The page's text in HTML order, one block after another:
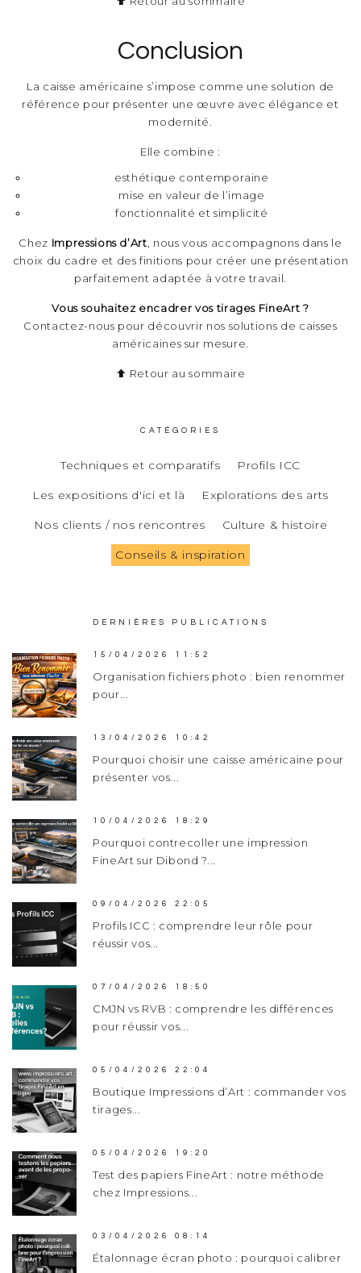
Conclusion
La caisse américaine s’impose comme une solution de
référence pour présenter une œuvre avec élégance et
modernité.
Elle combine :
esthétique contemporaine
mise en valeur de l’image
fonctionnalité et simplicité
Chez Impressions d’Art, nous vous accompagnons dans le
choix du cadre et des finitions pour créer une présentation
parfaitement adaptée à votre travail.
Vous souhaitez encadrer vos tirages FineArt ?
Contactez-nous pour découvrir nos solutions de caisses
américaines sur mesure.
⬆ Retour au sommaire
CATÉGORIES
Techniques et comparatifs Profils ICC
Les expositions d'ici et là Explorations des arts
Nos clients / nos rencontres Culture & histoire
Conseils & inspiration
DERNIÈRES PUBLICATIONS
15/04/2026 11:52
Organisation fichiers photo : bien renommer
pour...
13/04/2026 10:42
Pourquoi choisir une caisse américaine pour
présenter vos...
10/04/2026 18:29
Pourquoi contrecoller une impression
FineArt sur Dibond ?...
09/04/2026 22:05
Profils ICC : comprendre leur rôle pour
réussir vos...
07/04/2026 18:50
CMJN vs RVB : comprendre les différences
pour réussir vos...
05/04/2026 22:04
Boutique Impressions d’Art : commander vos
tirages...
05/04/2026 19:20
Test des papiers FineArt : notre méthode
chez Impressions...
03/04/2026 08:14
Étalonnage écran photo : pourquoi calibrer